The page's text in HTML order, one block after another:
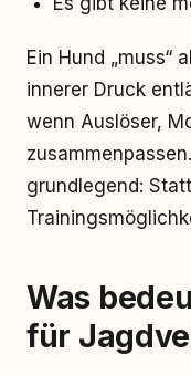
Ein Hund „muss“
innerer Druck
wenn Auslöser,
grundlegend:
Was
für